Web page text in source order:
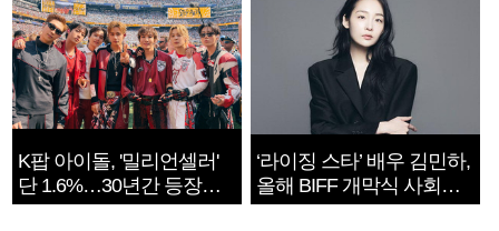
K팝 아이돌, '밀리언셀러'
단 1.6%…30년간 등장
1182개팀 전수조사
‘라이징 스타’ 배우 김민하,
올해 BIFF 개막식 사회자
확정